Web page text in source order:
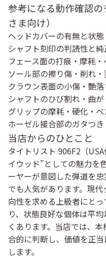
参考になる動作確認
さま向け）
ヘッドカバーの有無と状態
シャフト刻印の判読性と
フェース面の打痕・摩耗
ソール部の擦り傷・削れ
クラウン表面の小傷・艶
シャフトのひび割れ・曲
グリップの摩耗・硬化・
ホーゼル接合部のガタつ
当店からのひとこと
タイトリスト 906F2（
イウッド”としての魅力を
ーヤーが意図した弾道を
でも人気があります。現
向性を求める上級者にと
り、状態良好な個体は平
くあります。当店では、
合的に判断し、価値を正
します。